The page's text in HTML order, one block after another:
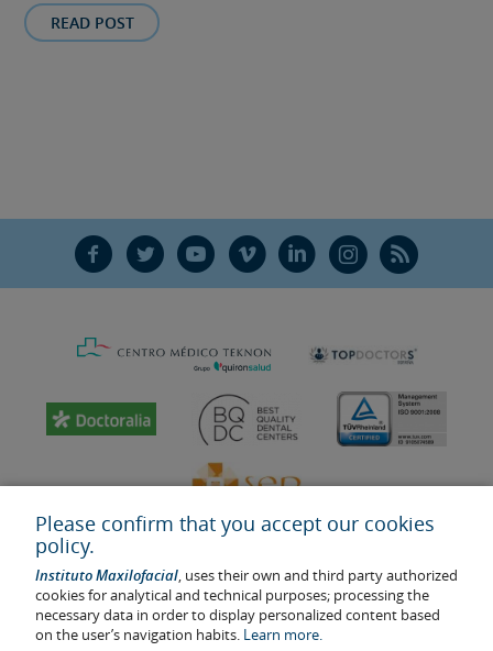
READ POST
F T Y V L Ñ R
Last update: 2023
Please confirm that you accept our cookies
policy.
Instituto Maxilofacial, uses their own and third party authorized
cookies for analytical and technical purposes; processing the
necessary data in order to display personalized content based
on the user’s navigation habits. Learn more.